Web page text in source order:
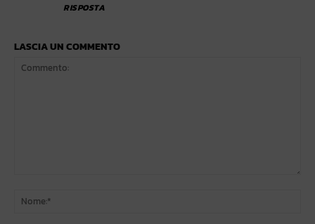
RISPOSTA
LASCIA UN COMMENTO